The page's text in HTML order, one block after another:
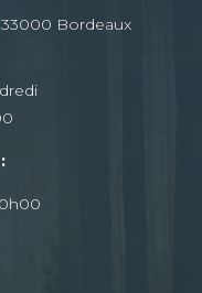
Bordeaux